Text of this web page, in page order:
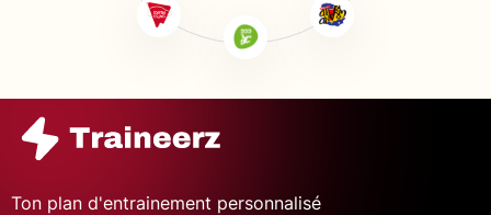
Ton plan d'entrainement personnalisé